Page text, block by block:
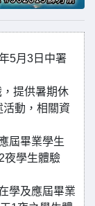
5月3日中署
提供暑期休
動，相關資
屆畢業學生
夜學生體驗
學及應屆畢業